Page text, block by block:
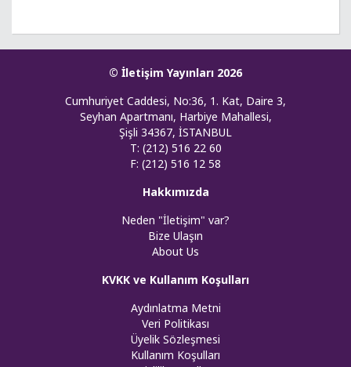
© İletişim Yayınları 2026
Cumhuriyet Caddesi, No:36, 1. Kat, Daire 3,
Seyhan Apartmanı, Harbiye Mahallesi,
Şişli 34367, İSTANBUL
T: (212) 516 22 60
F: (212) 516 12 58
Hakkımızda
Neden "İletişim" var?
Bize Ulaşın
About Us
KVKK ve Kullanım Koşulları
Aydınlatma Metni
Veri Politikası
Üyelik Sözleşmesi
Kullanım Koşulları